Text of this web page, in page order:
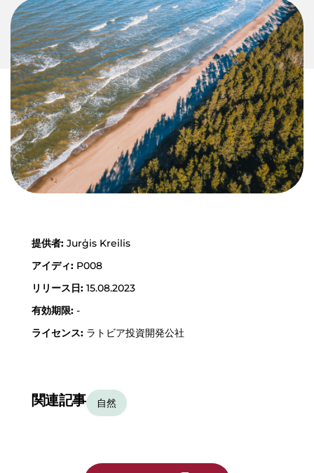
提供者: Jurģis Kreilis
アイディ: P008
リリース日: 15.08.2023
有効期限: -
ライセンス: ラトビア投資開発公社
関連記事 自然